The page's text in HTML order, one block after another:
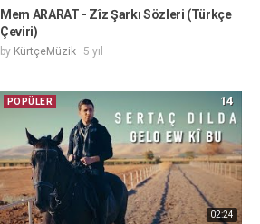
Mem ARARAT - Zîz Şarkı Sözleri (Türkçe
Çeviri)
by KürtçeMüzik 5 yıl
02:24
14
POPÜLER